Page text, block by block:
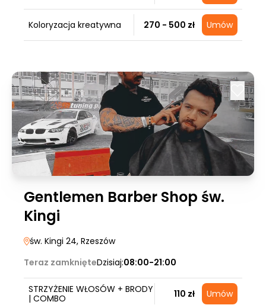
Koloryzacja kreatywna 270 - 500 zł Umów
Gentlemen Barber Shop św.
Kingi
św. Kingi 24, Rzeszów
Teraz zamknięteDzisiaj:08:00-21:00
STRZYŻENIE WŁOSÓW + BRODY
| COMBO
110 zł Umów